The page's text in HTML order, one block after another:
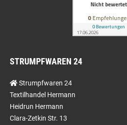
STRUMPFWAREN 24
Strumpfwaren 24
Textilhandel Hermann
Heidrun Hermann
Clara-Zetkin Str. 13